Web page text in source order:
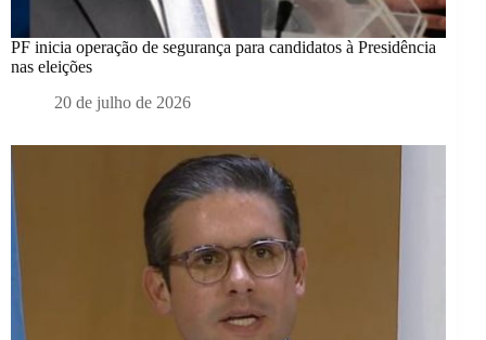
PF inicia operação de segurança para candidatos à Presidência
nas eleições
20 de julho de 2026